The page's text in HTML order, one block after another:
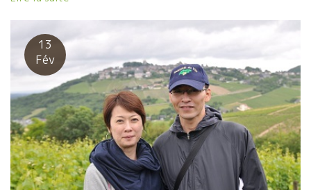
ので、醸造所内はいつもピカピカなクリーンな状態を維持してい
る。 アルコール発酵はクリーンなステンレス・タンクや卵型のコ
ンクリート槽を使用している。 熟成に関しては、１級畑の場合は
600mlのドミ・ミュイと呼ばれる中型樽やフードルと呼ばれてい
る大型樽でゆっくり熟成させることにしている。最低でも２年熟
成、試飲結果次第では３年熟成しているものもある。 . トーマは、
ここシャブリのテロワールであるキメリッジャン系石灰質土壌の
ワインの本質が表にでるのは,最低でも２年の熟成が必要と考えて
いる。 トーマにとって、これは実に大切なことである。 資金繰
りの状況で、なかなか実現できなかったことだけど、２０年の歳
月を経てやっと２年、３年と熟成させることが可能となった。自
分が試飲して今だ、と思う時に瓶詰めして、飲み頃となった時に
目のAngersのエキサイティングな試飲は、体力と精神力の集中が
必要だった。でも大変興味深いものだった。 それぞれの試飲会に
特徴あり。 1) Les Pénitentes レ・ペニタント試飲会 参加蔵の規
模は最も少ないけどペニタントは自然派の各地のトップクラス、
大御所が揃っている。 レベル的には最もレベルが高い会場である
い。 会場のやや小さめなので人で溢れる会場である。朝一番に会
場入りして混む前に大切なところを試飲する必要がある。 2)
Saint Jean サンジャン試飲会 当初はニコラ・ジョリーがやってい
たルネッサンス・デ・アペラッション試飲会だった。 つまりビ
オ・ディナミ農法のメンバーが主体の試飲会。 ビオ栽培が主体で
あり、醸造に関しては、あまり自然にこだわっていない蔵も多
13
Fév